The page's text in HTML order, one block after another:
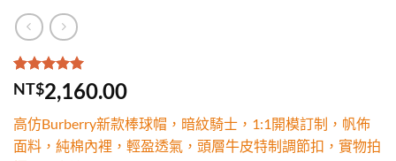
評分5.00 /
5，已有
1
位
分
NT$2,160.00
高仿Burberry新款棒球帽，暗紋騎士，1:1開模訂制，帆佈
面料，純棉內裡，輕盈透氣，頭層牛皮特制調節扣，實物拍